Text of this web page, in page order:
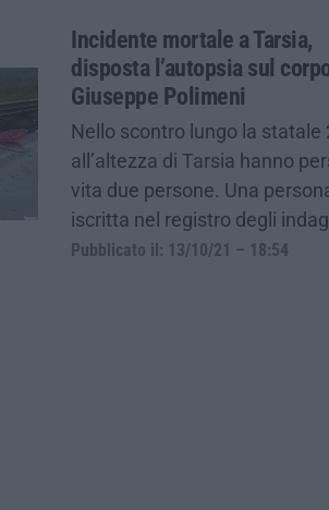
Incidente mortale a Tarsia,
disposta l’autopsia sul
Giuseppe Polimeni
Nello scontro lungo la statale
all’altezza di Tarsia hanno
vita due persone. Una
iscritta nel registro degli
Pubblicato il: 13/10/21 – 18:54